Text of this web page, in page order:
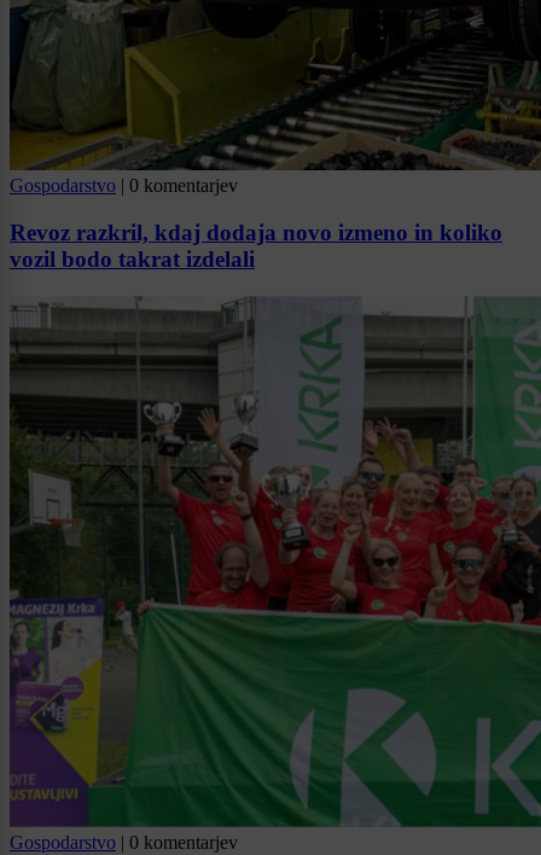
Gospodarstvo | 0 komentarjev
Revoz razkril, kdaj dodaja novo izmeno in koliko
vozil bodo takrat izdelali
Gospodarstvo | 0 komentarjev